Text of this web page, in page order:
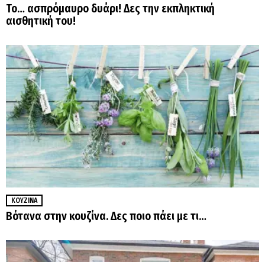
Το… ασπρόμαυρο δυάρι! Δες την εκπληκτική
αισθητική του!
ΚΟΥΖΊΝΑ
Βότανα στην κουζίνα. Δες ποιο πάει με τι…